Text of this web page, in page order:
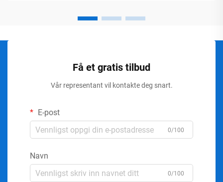
Få et gratis tilbud
Vår representant vil kontakte deg snart.
E-post
0/100
Navn
0/100